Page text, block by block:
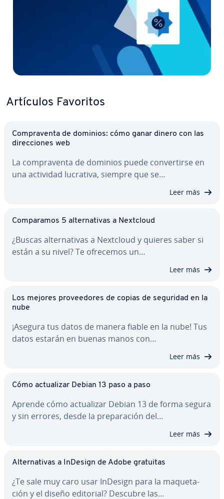
Artículos Favoritos
Co­m­pra­ve­n­ta de dominios: cómo ganar dinero con las
di­re­c­cio­nes web
La co­m­pra­ve­n­ta de dominios puede co­n­ve­r­ti­r­se en
una actividad lucrativa, siempre que se…
Leer más
Co­m­pa­ra­mos 5 al­te­r­na­ti­vas a Nextcloud
¿Buscas al­te­r­na­ti­vas a Nextcloud y quieres saber si
están a su nivel? Te ofrecemos un…
Leer más
Los mejores pro­vee­do­res de copias de seguridad en la
nube
¡Asegura tus datos de manera fiable en la nube! Tus
datos estarán en buenas manos con…
Leer más
Cómo ac­tua­li­zar Debian 13 paso a paso
Aprende cómo ac­tua­li­zar Debian 13 de forma segura
y sin errores, desde la pre­pa­ra­ción del…
Leer más
Al­te­r­na­ti­vas a InDesign de Adobe gratuitas
¿Te sale muy caro usar InDesign para la ma­que­ta­
ción y el diseño editorial? Descubre las…